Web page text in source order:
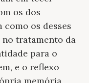
os dos
os desses
no tratamento da
para o
e o reflexo